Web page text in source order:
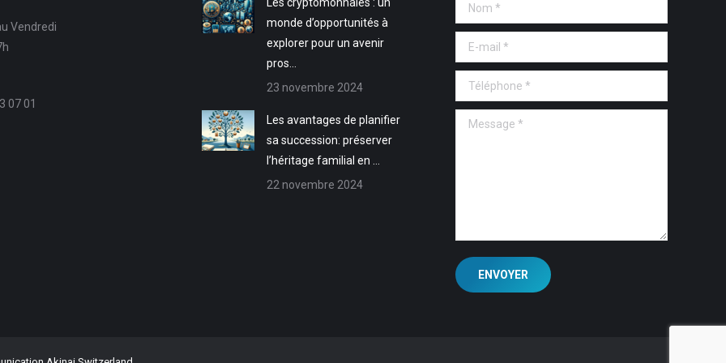
Vendredi
07 01
monde d’opportunités à
explorer pour un avenir
pros…
23 novembre 2024
Les avantages de planifier
sa succession: préserver
l’héritage familial en …
22 novembre 2024
E-mail *
Téléphone *
Message *
ENVOYER